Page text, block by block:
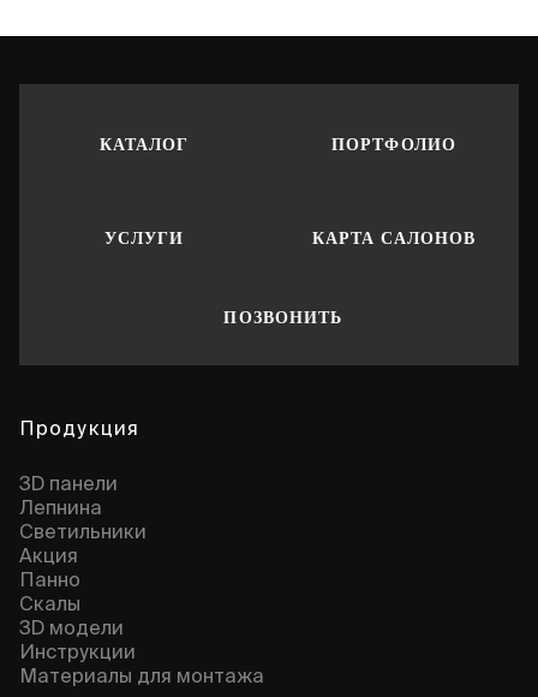
КАТАЛОГ ПОРТФОЛИО
УСЛУГИ КАРТА САЛОНОВ
ПОЗВОНИТЬ
Продукция
3D панели
Лепнина
Cветильники
Акция
Панно
Скалы
3D модели
Инструкции
Материалы для монтажа